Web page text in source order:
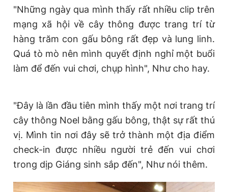
"Những ngày qua mình thấy rất nhiều clip trên
mạng xã hội về cây thông được trang trí từ
hàng trăm con gấu bông rất đẹp và lung linh.
Quá tò mò nên mình quyết định nghỉ một buổi
làm để đến vui chơi, chụp hình", Như cho hay.
"Đây là lần đầu tiên mình thấy một nơi trang trí
cây thông Noel bằng gấu bông, thật sự rất thú
vị. Mình tin nơi đây sẽ trở thành một địa điểm
check-in được nhiều người trẻ đến vui chơi
trong dịp Giáng sinh sắp đến", Như nói thêm.